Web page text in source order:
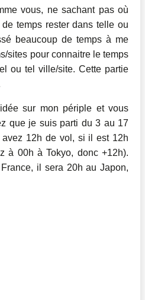
vous, ne sachant pas où
temps rester dans telle ou
beaucoup de temps à me
sites pour connaitre le temps
ou tel ville/site. Cette partie
sur mon périple et vous
que je suis parti du 3 au 17
avez 12h de vol, si il est 12h
à 00h à Tokyo, donc +12h).
il sera 20h au Japon,